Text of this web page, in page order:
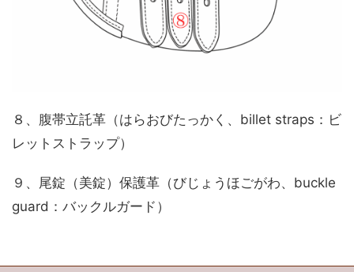
８、腹帯立託革（はらおびたっかく、billet straps：ビ
レットストラップ）
９、尾錠（美錠）保護革（びじょうほごがわ、buckle
guard：バックルガード）